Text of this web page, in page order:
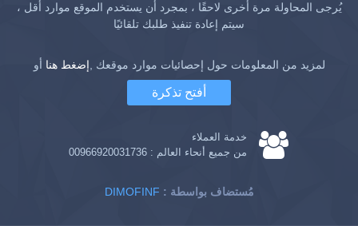
يُرجى المحاولة مرة أُخرى لاحقًا ، بمجرد أن يستخدم الموقع موارد أقل ،
سيتم إعادة تنفيذ طلبك تلقائيًا
لمزيد من المعلومات حول إحصائيات موارد موقعك ,إضغط هنا أو
أفتح تذكرة
خدمة العملاء
من جميع أنحاء العالم : 00966920031736
DIMOFINF : مُستضاف بواسطة